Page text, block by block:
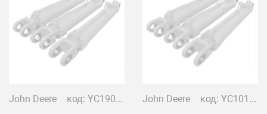
John Deere код: YC19020 John Deere код: YC10140